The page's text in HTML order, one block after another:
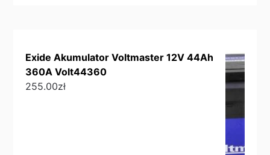
Exide Akumulator Voltmaster 12V 44Ah
360A Volt44360
255.00zł